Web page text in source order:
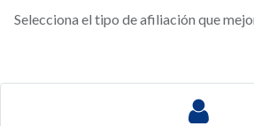
Selecciona el tipo de afiliación que